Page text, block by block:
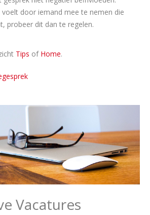
door iemand mee te nemen die
probeer dit dan te regelen.
Tips of Home.
Vacatures